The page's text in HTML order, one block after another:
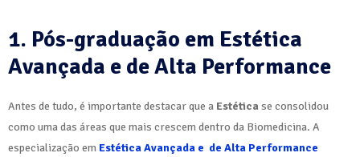
1. Pós-graduação em Estética
Avançada e de Alta Performance
Antes de tudo, é importante destacar que a Estética se consolidou
como uma das áreas que mais crescem dentro da Biomedicina. A
especialização em Estética Avançada e de Alta Performance